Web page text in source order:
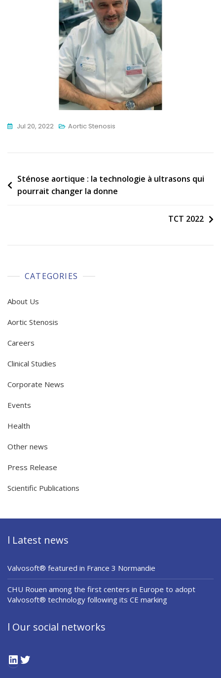
Jul 20, 2022 Aortic Stenosis
Post
Sténose aortique : la technologie à ultrasons qui
pourrait changer la donne
TCT 2022
CATEGORIES
About Us
Aortic Stenosis
Careers
Clinical Studies
Corporate News
Events
Health
Other news
Press Release
Scientific Publications
l Latest news
Valvosoft® featured in France 3 Normandie
CHU Rouen among the first centers in Europe to adopt
Valvosoft® technology following its CE marking
l Our social networks
LinkedIn